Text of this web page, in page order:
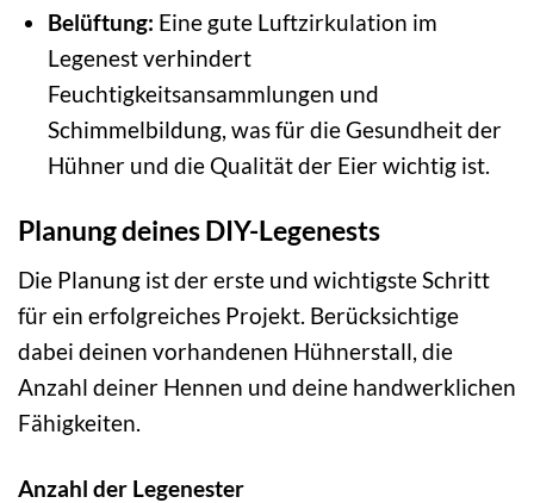
Belüftung: Eine gute Luftzirkulation im
Legenest verhindert
Feuchtigkeitsansammlungen und
Schimmelbildung, was für die Gesundheit der
Hühner und die Qualität der Eier wichtig ist.
Planung deines DIY-Legenests
Die Planung ist der erste und wichtigste Schritt
für ein erfolgreiches Projekt. Berücksichtige
dabei deinen vorhandenen Hühnerstall, die
Anzahl deiner Hennen und deine handwerklichen
Fähigkeiten.
Anzahl der Legenester